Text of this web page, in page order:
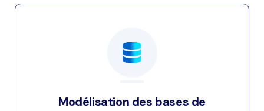
Modélisation des bases de